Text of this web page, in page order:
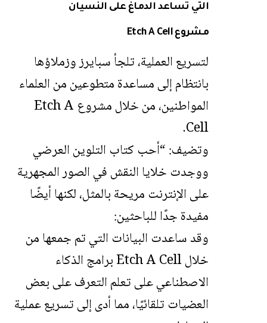
التي تساعد الدماغ على النسيان
مشروع Etch A Cell
لتسريع العملية، تلجأ سبايرز وزملاؤها
بانتظام إلى مساعدة متطوعين من العلماء
المواطنين، من خلال مشروع Etch A
Cell.
وتضيف: “أحب كتاب التلوين العرضي
ووجدت خلايا النقش في الصور المجهرية
على الإنترنت مريحة بالمثل، لكنها أيضًا
مفيدة جدًا للباحثين:
وقد ساعدت البيانات التي تم جمعها من
خلال Etch A Cell برامج الذكاء
الاصطناعي على تعلم التعرف على بعض
العضيات تلقائيًا، مما أدى إلى تسريع عملية